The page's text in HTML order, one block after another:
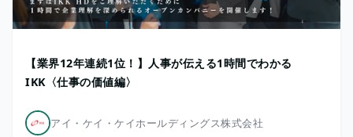
【業界12年連続1位！】人事が伝える1時間でわかる
IKK〈仕事の価値編〉
アイ・ケイ・ケイホールディングス株式会社